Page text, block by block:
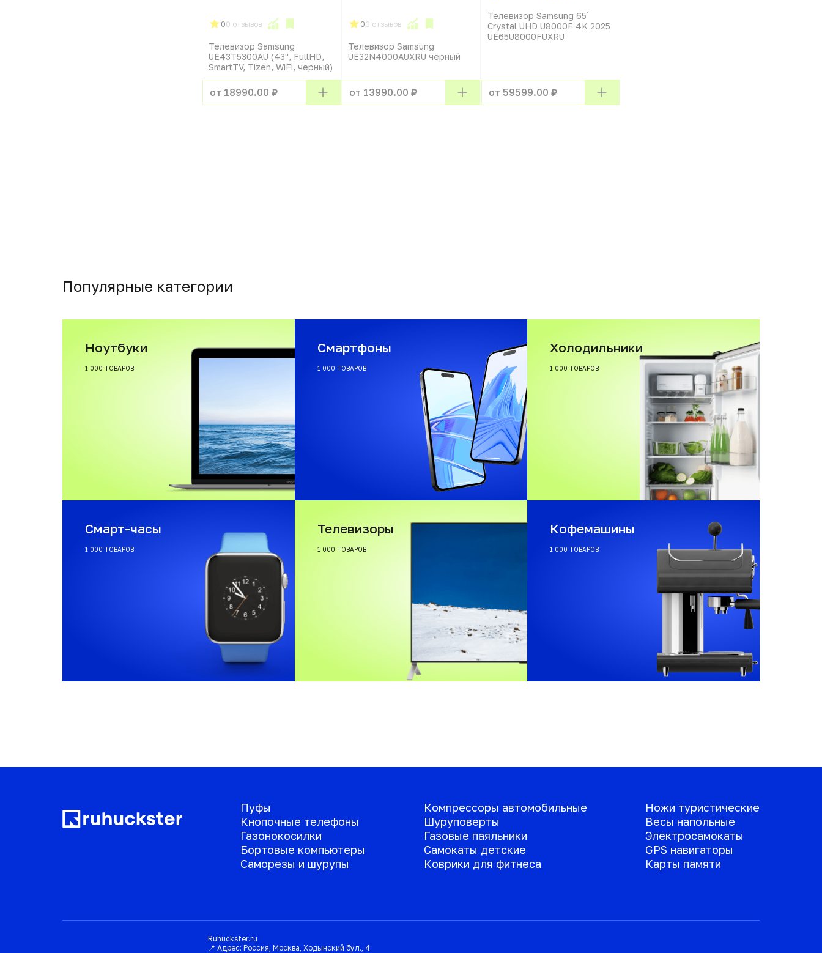
00 отзывов
Телевизор Samsung
UE43T5300AU (43'', FullHD,
SmartTV, Tizen, WiFi, черный)
от 18990.00 ₽
00 отзывов
Телевизор Samsung
UE32N4000AUXRU черный
от 13990.00 ₽
Телевизор Samsung 65`
Crystal UHD U8000F 4K 2025
UE65U8000FUXRU
от 59599.00 ₽
Популярные категории
Ноутбуки
1 000 ТОВАРОВ
Смартфоны
1 000 ТОВАРОВ
Холодильники
1 000 ТОВАРОВ
Смарт-часы
1 000 ТОВАРОВ
Телевизоры
1 000 ТОВАРОВ
Кофемашины
1 000 ТОВАРОВ
Пуфы
Кнопочные телефоны
Газонокосилки
Бортовые компьютеры
Саморезы и шурупы
Компрессоры автомобильные
Шуруповерты
Газовые паяльники
Самокаты детские
Коврики для фитнеса
Ножи туристические
Весы напольные
Электросамокаты
GPS навигаторы
Карты памяти
Ruhuckster.ru
📍 Адрес: Россия, Москва, Ходынский бул., 4